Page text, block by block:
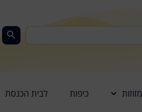
מזוזות כיפות לבית הכנסת